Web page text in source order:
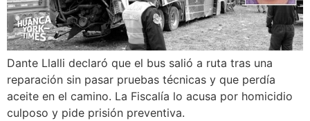
Dante Llalli declaró que el bus salió a ruta tras una
reparación sin pasar pruebas técnicas y que perdía
aceite en el camino. La Fiscalía lo acusa por homicidio
culposo y pide prisión preventiva.